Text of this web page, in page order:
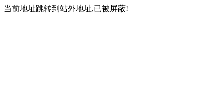
当前地址跳转到站外地址,已被屏蔽!